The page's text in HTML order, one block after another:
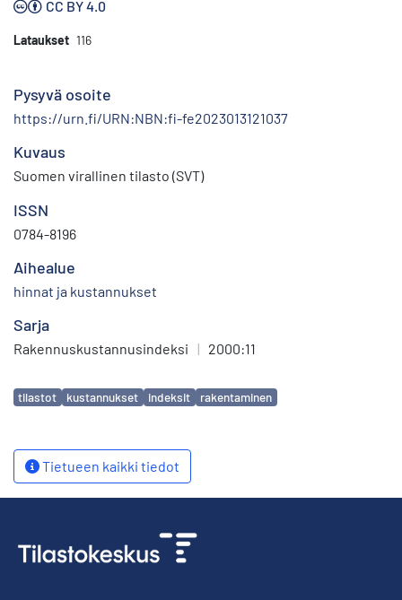
CC BY 4.0
Lataukset 116
Pysyvä osoite
https://urn.fi/URN:NBN:fi-fe2023013121037
Kuvaus
Suomen virallinen tilasto (SVT)
ISSN
0784-8196
Aihealue
hinnat ja kustannukset
Sarja
Rakennuskustannusindeksi | 2000:11
Avainsanat
tilastot kustannukset indeksit rakentaminen
Tietueen kaikki tiedot